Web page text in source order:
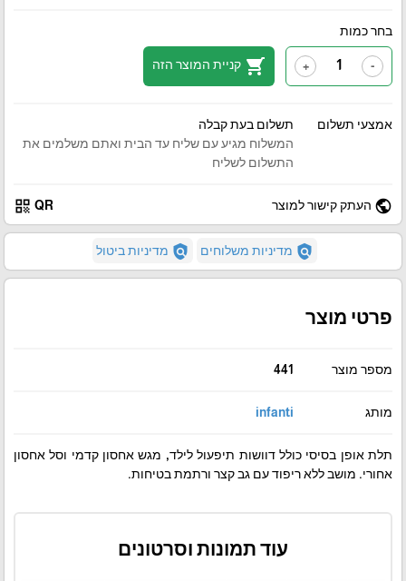
בחר כמות
-
+
shopping_cart קניית המוצר הזה
אמצעי תשלום
תשלום בעת קבלה
המשלוח מגיע עם שליח עד הבית ואתם משלמים את
התשלום לשליח
public העתק קישור למוצר QR
qr_code
policy מדיניות משלוחים policy מדיניות ביטול
פרטי מוצר
מספר מוצר 441
מותג infanti
תלת אופן בסיסי כולל דוושות תיפעול לילד, מגש אחסון קדמי וסל אחסון
אחורי. מושב ללא ריפוד עם גב קצר ורתמת בטיחות.
עוד תמונות וסרטונים